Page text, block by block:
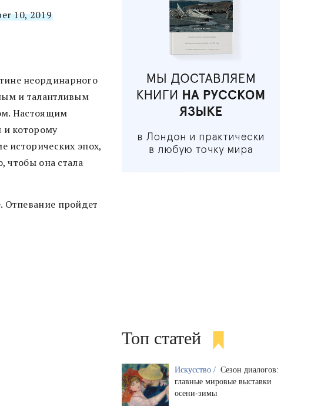
10, 2019
неординарного
и талантливым
Настоящим
и которому
исторических эпох,
чтобы она стала
пройдет
Топ статей
Искусство / Сезон диалогов:
главные мировые выставки
осени-зимы